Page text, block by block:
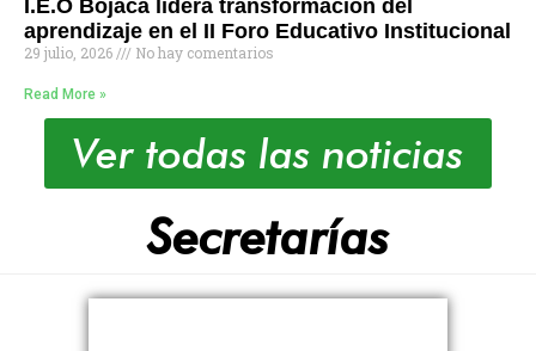
I.E.O Bojacá lidera transformación del
aprendizaje en el II Foro Educativo Institucional
29 julio, 2026 No hay comentarios
Read More »
Ver todas las noticias
Secretarías